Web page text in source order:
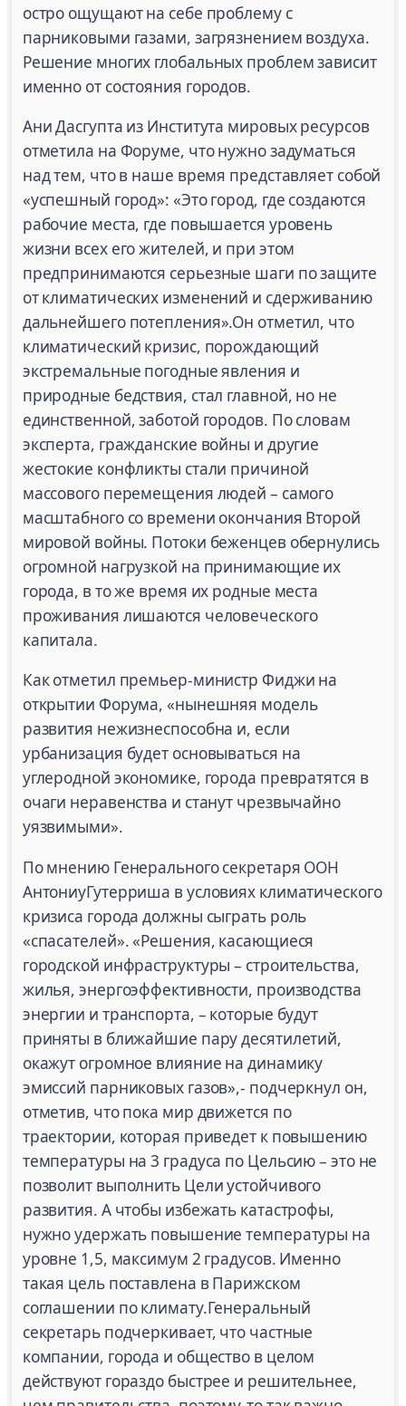
остро ощущают на себе проблему с
парниковыми газами, загрязнением воздуха.
Решение многих глобальных проблем зависит
именно от состояния городов.
Ани Дасгупта из Института мировых ресурсов
отметила на Форуме, что нужно задуматься
над тем, что в наше время представляет собой
«успешный город»: «Это город, где создаются
рабочие места, где повышается уровень
жизни всех его жителей, и при этом
предпринимаются серьезные шаги по защите
от климатических изменений и сдерживанию
дальнейшего потепления».Он отметил, что
климатический кризис, порождающий
экстремальные погодные явления и
природные бедствия, стал главной, но не
единственной, заботой городов. По словам
эксперта, гражданские войны и другие
жестокие конфликты стали причиной
массового перемещения людей – самого
масштабного со времени окончания Второй
мировой войны. Потоки беженцев обернулись
огромной нагрузкой на принимающие их
города, в то же время их родные места
проживания лишаются человеческого
капитала.
Как отметил премьер-министр Фиджи на
открытии Форума, «нынешняя модель
развития нежизнеспособна и, если
урбанизация будет основываться на
углеродной экономике, города превратятся в
очаги неравенства и станут чрезвычайно
уязвимыми».
По мнению Генерального секретаря ООН
АнтониуГутерриша в условиях климатического
кризиса города должны сыграть роль
«спасателей». «Решения, касающиеся
городской инфраструктуры – строительства,
жилья, энергоэффективности, производства
энергии и транспорта, – которые будут
приняты в ближайшие пару десятилетий,
окажут огромное влияние на динамику
эмиссий парниковых газов»,- подчеркнул он,
отметив, что пока мир движется по
траектории, которая приведет к повышению
температуры на 3 градуса по Цельсию – это не
позволит выполнить Цели устойчивого
развития. А чтобы избежать катастрофы,
нужно удержать повышение температуры на
уровне 1,5, максимум 2 градусов. Именно
такая цель поставлена в Парижском
соглашении по климату.Генеральный
секретарь подчеркивает, что частные
компании, города и общество в целом
действуют гораздо быстрее и решительнее,